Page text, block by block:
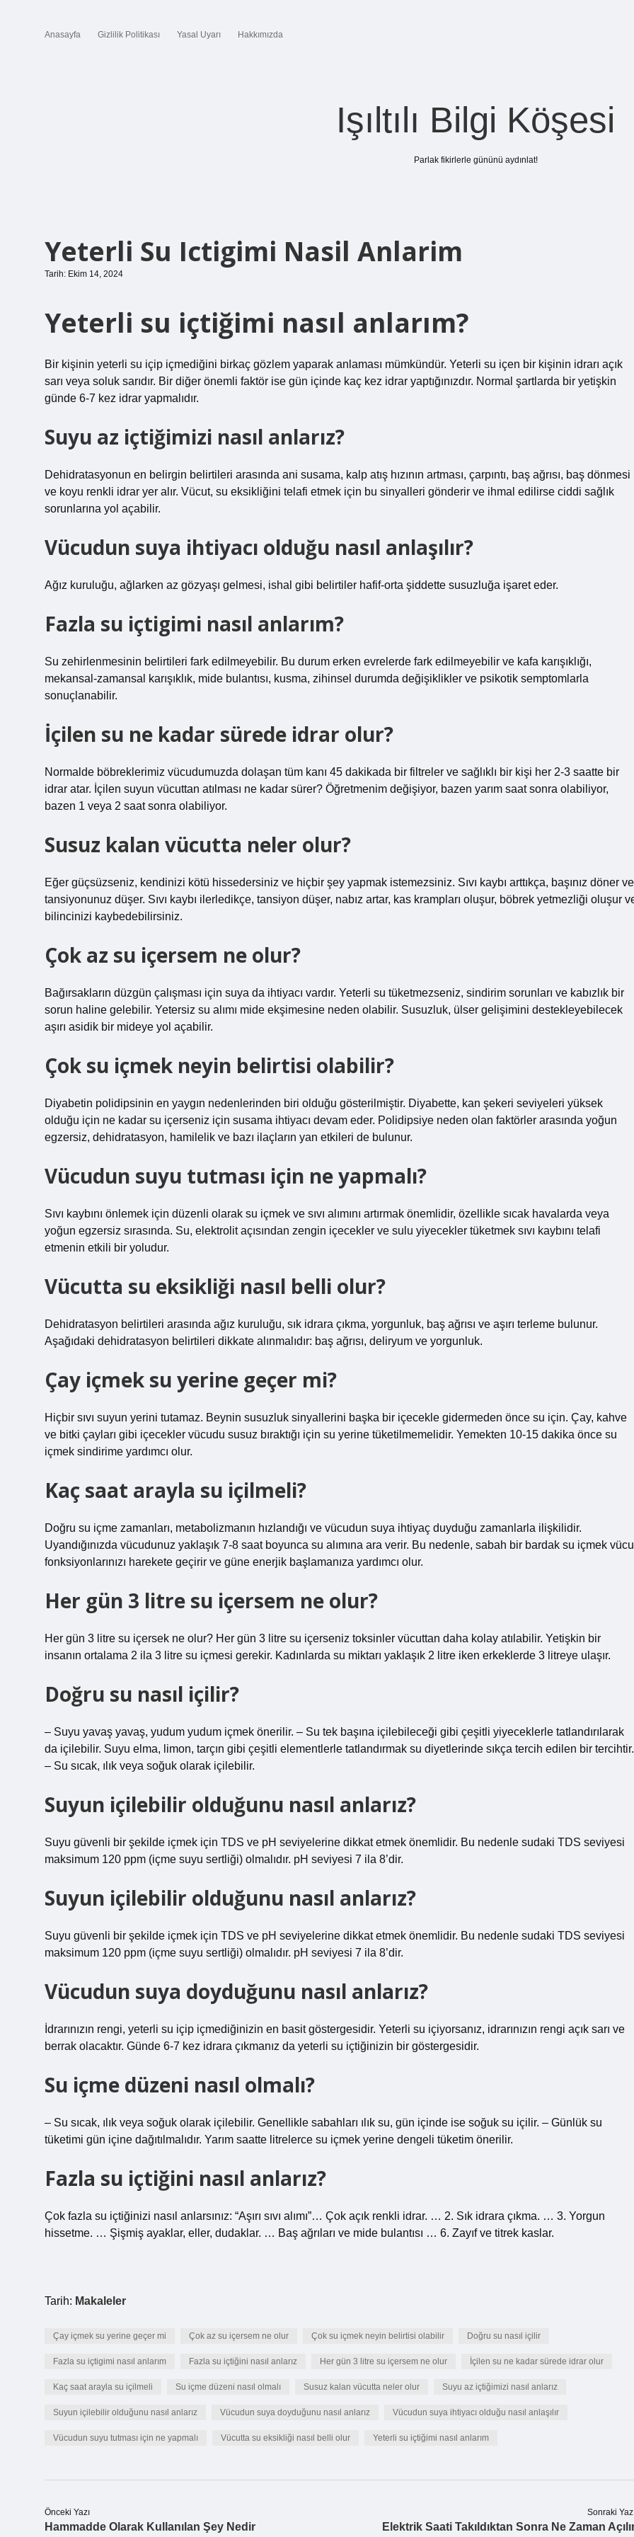
Anasayfa Gizlilik Politikası Yasal Uyarı Hakkımızda
Işıltılı Bilgi Köşesi
Parlak fikirlerle gününü aydınlat!
Yeterli Su Ictigimi Nasil Anlarim
Tarih: Ekim 14, 2024
Yeterli su içtiğimi nasıl anlarım?
Bir kişinin yeterli su içip içmediğini birkaç gözlem yaparak anlaması mümkündür. Yeterli su içen bir kişinin idrarı açık
sarı veya soluk sarıdır. Bir diğer önemli faktör ise gün içinde kaç kez idrar yaptığınızdır. Normal şartlarda bir yetişkin
günde 6-7 kez idrar yapmalıdır.
Suyu az içtiğimizi nasıl anlarız?
Dehidratasyonun en belirgin belirtileri arasında ani susama, kalp atış hızının artması, çarpıntı, baş ağrısı, baş dönmesi
ve koyu renkli idrar yer alır. Vücut, su eksikliğini telafi etmek için bu sinyalleri gönderir ve ihmal edilirse ciddi sağlık
sorunlarına yol açabilir.
Vücudun suya ihtiyacı olduğu nasıl anlaşılır?
Ağız kuruluğu, ağlarken az gözyaşı gelmesi, ishal gibi belirtiler hafif-orta şiddette susuzluğa işaret eder.
Fazla su içtigimi nasıl anlarım?
Su zehirlenmesinin belirtileri fark edilmeyebilir. Bu durum erken evrelerde fark edilmeyebilir ve kafa karışıklığı,
mekansal-zamansal karışıklık, mide bulantısı, kusma, zihinsel durumda değişiklikler ve psikotik semptomlarla
sonuçlanabilir.
İçilen su ne kadar sürede idrar olur?
Normalde böbreklerimiz vücudumuzda dolaşan tüm kanı 45 dakikada bir filtreler ve sağlıklı bir kişi her 2-3 saatte bir
idrar atar. İçilen suyun vücuttan atılması ne kadar sürer? Öğretmenim değişiyor, bazen yarım saat sonra olabiliyor,
bazen 1 veya 2 saat sonra olabiliyor.
Susuz kalan vücutta neler olur?
Eğer güçsüzseniz, kendinizi kötü hissedersiniz ve hiçbir şey yapmak istemezsiniz. Sıvı kaybı arttıkça, başınız döner ve
tansiyonunuz düşer. Sıvı kaybı ilerledikçe, tansiyon düşer, nabız artar, kas krampları oluşur, böbrek yetmezliği oluşur
bilincinizi kaybedebilirsiniz.
Çok az su içersem ne olur?
Bağırsakların düzgün çalışması için suya da ihtiyacı vardır. Yeterli su tüketmezseniz, sindirim sorunları ve kabızlık bir
sorun haline gelebilir. Yetersiz su alımı mide ekşimesine neden olabilir. Susuzluk, ülser gelişimini destekleyebilecek
aşırı asidik bir mideye yol açabilir.
Çok su içmek neyin belirtisi olabilir?
Diyabetin polidipsinin en yaygın nedenlerinden biri olduğu gösterilmiştir. Diyabette, kan şekeri seviyeleri yüksek
olduğu için ne kadar su içerseniz için susama ihtiyacı devam eder. Polidipsiye neden olan faktörler arasında yoğun
egzersiz, dehidratasyon, hamilelik ve bazı ilaçların yan etkileri de bulunur.
Vücudun suyu tutması için ne yapmalı?
Sıvı kaybını önlemek için düzenli olarak su içmek ve sıvı alımını artırmak önemlidir, özellikle sıcak havalarda veya
yoğun egzersiz sırasında. Su, elektrolit açısından zengin içecekler ve sulu yiyecekler tüketmek sıvı kaybını telafi
etmenin etkili bir yoludur.
Vücutta su eksikliği nasıl belli olur?
Dehidratasyon belirtileri arasında ağız kuruluğu, sık idrara çıkma, yorgunluk, baş ağrısı ve aşırı terleme bulunur.
Aşağıdaki dehidratasyon belirtileri dikkate alınmalıdır: baş ağrısı, deliryum ve yorgunluk.
Çay içmek su yerine geçer mi?
Hiçbir sıvı suyun yerini tutamaz. Beynin susuzluk sinyallerini başka bir içecekle gidermeden önce su için. Çay, kahve
ve bitki çayları gibi içecekler vücudu susuz bıraktığı için su yerine tüketilmemelidir. Yemekten 10-15 dakika önce su
içmek sindirime yardımcı olur.
Kaç saat arayla su içilmeli?
Doğru su içme zamanları, metabolizmanın hızlandığı ve vücudun suya ihtiyaç duyduğu zamanlarla ilişkilidir.
Uyandığınızda vücudunuz yaklaşık 7-8 saat boyunca su alımına ara verir. Bu nedenle, sabah bir bardak su içmek
fonksiyonlarınızı harekete geçirir ve güne enerjik başlamanıza yardımcı olur.
Her gün 3 litre su içersem ne olur?
Her gün 3 litre su içersek ne olur? Her gün 3 litre su içerseniz toksinler vücuttan daha kolay atılabilir. Yetişkin bir
insanın ortalama 2 ila 3 litre su içmesi gerekir. Kadınlarda su miktarı yaklaşık 2 litre iken erkeklerde 3 litreye ulaşır.
Doğru su nasıl içilir?
– Suyu yavaş yavaş, yudum yudum içmek önerilir. – Su tek başına içilebileceği gibi çeşitli yiyeceklerle tatlandırılarak
da içilebilir. Suyu elma, limon, tarçın gibi çeşitli elementlerle tatlandırmak su diyetlerinde sıkça tercih edilen bir tercihtir.
– Su sıcak, ılık veya soğuk olarak içilebilir.
Suyun içilebilir olduğunu nasıl anlarız?
Suyu güvenli bir şekilde içmek için TDS ve pH seviyelerine dikkat etmek önemlidir. Bu nedenle sudaki TDS seviyesi
maksimum 120 ppm (içme suyu sertliği) olmalıdır. pH seviyesi 7 ila 8’dir.
Suyun içilebilir olduğunu nasıl anlarız?
Suyu güvenli bir şekilde içmek için TDS ve pH seviyelerine dikkat etmek önemlidir. Bu nedenle sudaki TDS seviyesi
maksimum 120 ppm (içme suyu sertliği) olmalıdır. pH seviyesi 7 ila 8’dir.
Vücudun suya doyduğunu nasıl anlarız?
İdrarınızın rengi, yeterli su içip içmediğinizin en basit göstergesidir. Yeterli su içiyorsanız, idrarınızın rengi açık sarı ve
berrak olacaktır. Günde 6-7 kez idrara çıkmanız da yeterli su içtiğinizin bir göstergesidir.
Su içme düzeni nasıl olmalı?
– Su sıcak, ılık veya soğuk olarak içilebilir. Genellikle sabahları ılık su, gün içinde ise soğuk su içilir. – Günlük su
tüketimi gün içine dağıtılmalıdır. Yarım saatte litrelerce su içmek yerine dengeli tüketim önerilir.
Fazla su içtiğini nasıl anlarız?
Çok fazla su içtiğinizi nasıl anlarsınız: “Aşırı sıvı alımı”… Çok açık renkli idrar. … 2. Sık idrara çıkma. … 3. Yorgun
hissetme. … Şişmiş ayaklar, eller, dudaklar. … Baş ağrıları ve mide bulantısı … 6. Zayıf ve titrek kaslar.
Tarih: Makaleler
Çay içmek su yerine geçer mi Çok az su içersem ne olur Çok su içmek neyin belirtisi olabilir Doğru su nasıl içilir
Fazla su içtigimi nasıl anlarım Fazla su içtiğini nasıl anlarız Her gün 3 litre su içersem ne olur İçilen su ne kadar sürede idrar olur
Kaç saat arayla su içilmeli Su içme düzeni nasıl olmalı Susuz kalan vücutta neler olur Suyu az içtiğimizi nasıl anlarız
Suyun içilebilir olduğunu nasıl anlarız Vücudun suya doyduğunu nasıl anlarız Vücudun suya ihtiyacı olduğu nasıl anlaşılır
Vücudun suyu tutması için ne yapmalı Vücutta su eksikliği nasıl belli olur Yeterli su içtiğimi nasıl anlarım
Önceki Yazı
Hammadde Olarak Kullanılan Şey Nedir
Sonraki
Elektrik Saati Takıldıktan Sonra Ne Zaman